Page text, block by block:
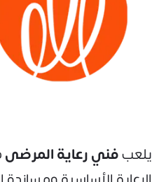
يلعبفني رعاية المرضى